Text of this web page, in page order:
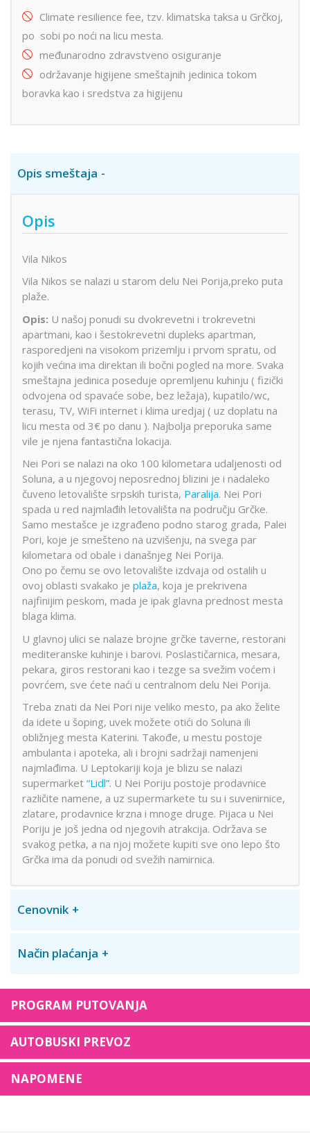
Climate resilience fee, tzv. klimatska taksa u Grčkoj,
po sobi po noći na licu mesta.
međunarodno zdravstveno osiguranje
održavanje higijene smeštajnih jedinica tokom
boravka kao i sredstva za higijenu
Opis smeštaja
Opis
Vila Nikos
Vila Nikos se nalazi u starom delu Nei Porija,preko puta
plaže.
Opis: U našoj ponudi su dvokrevetni i trokrevetni
apartmani, kao i šestokrevetni dupleks apartman,
rasporedjeni na visokom prizemlju i prvom spratu, od
kojih većina ima direktan ili bočni pogled na more. Svaka
smeštajna jedinica poseduje opremljenu kuhinju ( fizički
odvojena od spavaće sobe, bez ležaja), kupatilo/wc,
terasu, TV, WiFi internet i klima uredjaj ( uz doplatu na
licu mesta od 3€ po danu ). Najbolja preporuka same
vile je njena fantastična lokacija.
Nei Pori se nalazi na oko 100 kilometara udaljenosti od
Soluna, a u njegovoj neposrednoj blizini je i nadaleko
čuveno letovalište srpskih turista, Paralija. Nei Pori
spada u red najmlađih letovališta na području Grčke.
Samo mestašce je izgrađeno podno starog grada, Palei
Pori, koje je smešteno na uzvišenju, na svega par
kilometara od obale i današnjeg Nei Porija.
Ono po čemu se ovo letovalište izdvaja od ostalih u
ovoj oblasti svakako je plaža, koja je prekrivena
najfinijim peskom, mada je ipak glavna prednost mesta
blaga klima.
U glavnoj ulici se nalaze brojne grčke taverne, restorani
mediteranske kuhinje i barovi. Poslastičarnica, mesara,
pekara, giros restorani kao i tezge sa svežim voćem i
povrćem, sve ćete naći u centralnom delu Nei Porija.
Treba znati da Nei Pori nije veliko mesto, pa ako želite
da idete u šoping, uvek možete otići do Soluna ili
obližnjeg mesta Katerini. Takođe, u mestu postoje
ambulanta i apoteka, ali i brojni sadržaji namenjeni
najmlađima. U Leptokariji koja je blizu se nalazi
supermarket “Lidl”. U Nei Poriju postoje prodavnice
različite namene, a uz supermarkete tu su i suvenirnice,
zlatare, prodavnice krzna i mnoge druge. Pijaca u Nei
Poriju je još jedna od njegovih atrakcija. Održava se
svakog petka, a na njoj možete kupiti sve ono lepo što
Grčka ima da ponudi od svežih namirnica.
Cenovnik
Način plaćanja
PROGRAM PUTOVANJA
AUTOBUSKI PREVOZ
NAPOMENE